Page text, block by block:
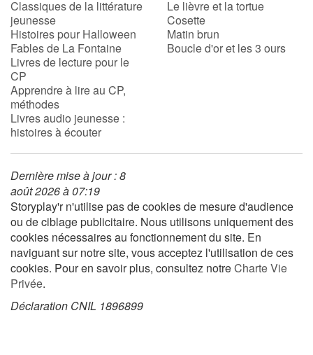
Classiques de la littérature
jeunesse
Histoires pour Halloween
Fables de La Fontaine
Livres de lecture pour le
CP
Apprendre à lire au CP,
méthodes
Livres audio jeunesse :
histoires à écouter
Le lièvre et la tortue
Cosette
Matin brun
Boucle d'or et les 3 ours
Dernière mise à jour : 8
août 2026 à 07:19
Storyplay'r n'utilise pas de cookies de mesure d'audience
ou de ciblage publicitaire. Nous utilisons uniquement des
cookies nécessaires au fonctionnement du site. En
naviguant sur notre site, vous acceptez l'utilisation de ces
cookies. Pour en savoir plus, consultez notreCharte Vie
Privée.
Déclaration CNIL 1896899